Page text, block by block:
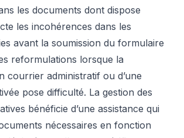
les documents dont dispose
les incohérences dans les
avant la soumission du formulaire
reformulations lorsque la
courrier administratif ou d’une
pose difficulté. La gestion des
bénéficie d’une assistance qui
nécessaires en fonction